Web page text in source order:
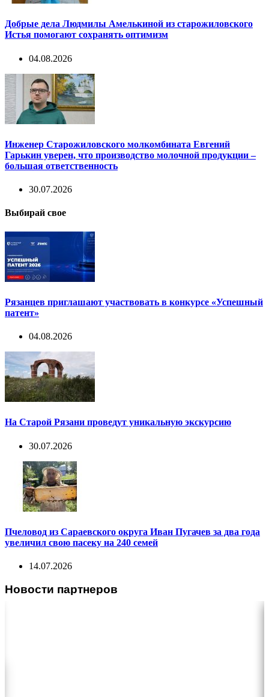
Добрые дела Людмилы Амелькиной из старожиловского
Истья помогают сохранять оптимизм
04.08.2026
Инженер Старожиловского молкомбината Евгений
Гарькин уверен, что производство молочной продукции –
большая ответственность
30.07.2026
Выбирай свое
Рязанцев приглашают участвовать в конкурсе «Успешный
патент»
04.08.2026
На Старой Рязани проведут уникальную экскурсию
30.07.2026
Пчеловод из Сараевского округа Иван Пугачев за два года
увеличил свою пасеку на 240 семей
14.07.2026
Новости партнеров